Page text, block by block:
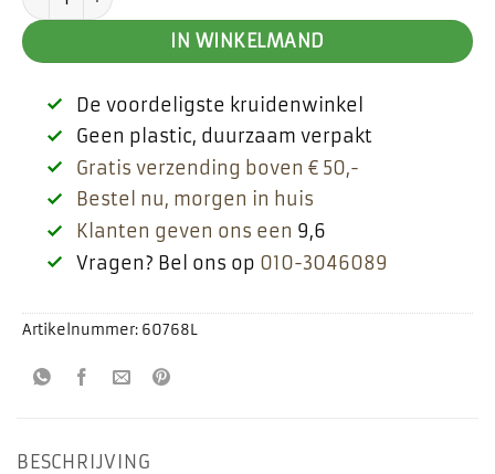
IN WINKELMAND
De voordeligste kruidenwinkel
Geen plastic, duurzaam verpakt
Gratis verzending boven € 50,-
Bestel nu, morgen in huis
Klanten geven ons een 9,6
Vragen? Bel ons op 010-3046089
Artikelnummer: 60768L
BESCHRIJVING